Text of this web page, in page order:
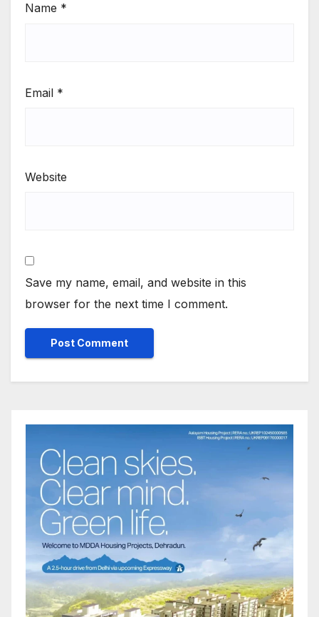
Name *
Email *
Website
Save my name, email, and website in this
browser for the next time I comment.